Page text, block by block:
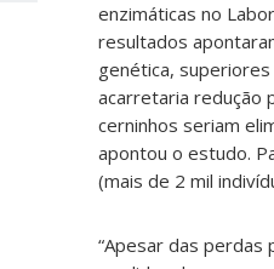
enzimáticas no
resultados
genética,
acarretaria redução
cerninhos seriam
apontou o estudo.
(mais de 2 mil
“Apesar das perdas